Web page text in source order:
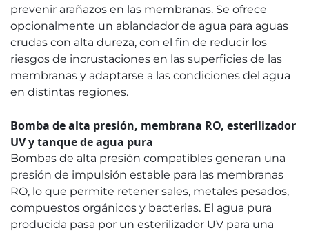
prevenir arañazos en las membranas. Se ofrece
opcionalmente un ablandador de agua para aguas
crudas con alta dureza, con el fin de reducir los
riesgos de incrustaciones en las superficies de las
membranas y adaptarse a las condiciones del agua
en distintas regiones.
Bomba de alta presión, membrana RO, esterilizador
UV y tanque de agua pura
Bombas de alta presión compatibles generan una
presión de impulsión estable para las membranas
RO, lo que permite retener sales, metales pesados,
compuestos orgánicos y bacterias. El agua pura
producida pasa por un esterilizador UV para una